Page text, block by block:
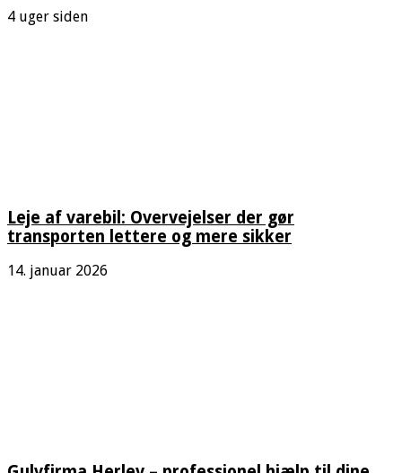
4 uger siden
Leje af varebil: Overvejelser der gør
transporten lettere og mere sikker
14. januar 2026